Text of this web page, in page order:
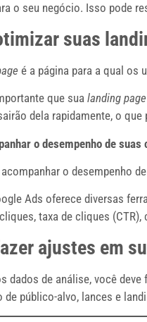
o seu negócio. Isso pode
suas
é a página para a qual os
que sualanding page
dela rapidamente, o
o desempenho de suas
o desempenho
Ads oferece diversas
taxa de cliques
ajustes em
dados de análise, você
de público-alvo, lances e